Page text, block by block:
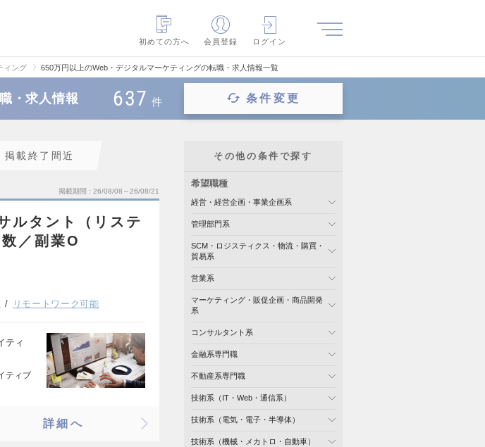
初めての方へ
会員登録 ログイン
ィング 650万円以上のWeb・デジタルマーケティングの転職・求人情報一覧
・求人情報 637 件 条件変更
掲載終了間近
掲載期間 26/08/08～26/08/21
ルタント（リステ
／副業O
リモートワーク可能
ティ
ティブ
詳細へ
その他の条件で探す
希望職種
経営・経営企画・事業企画系
管理部門系
SCM・ロジスティクス・物流・購買・
貿易系
営業系
マーケティング・販促企画・商品開発
系
コンサルタント系
金融系専門職
不動産系専門職
技術系（IT・Web・通信系）
技術系（電気・電子・半導体）
技術系（機械・メカトロ・自動車）